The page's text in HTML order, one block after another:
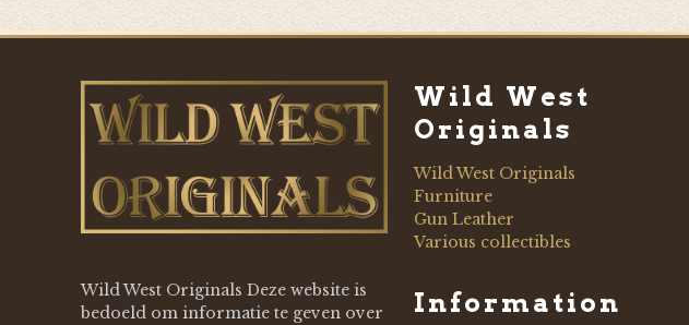
Wild West Originals Deze website is
bedoeld om informatie te geven over
Wild West
Originals
Wild West Originals
Furniture
Gun Leather
Various collectibles
Information